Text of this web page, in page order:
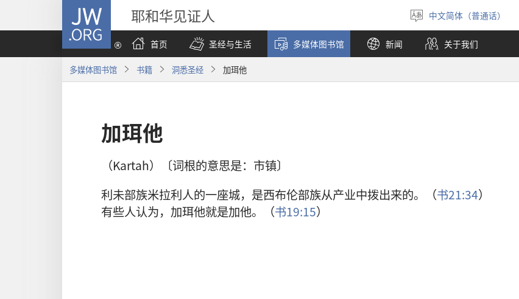
JW.ORG 耶和华见证人
选
择
语
言
中文简体（普通话）
首页
圣经与生活 多媒体图书馆 新闻 关于我们
多媒体图书馆 书籍 洞悉圣经 加珥他
加珥他
（Kartah）〔词根的意思是：市镇〕
利未部族米拉利人的一座城，是西布伦部族从产业中拨出来的。（书21:34）
有些人认为，加珥他就是加他。（书19:15）